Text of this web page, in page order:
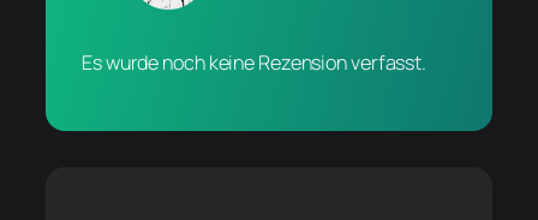
Es wurde noch keine Rezension verfasst.